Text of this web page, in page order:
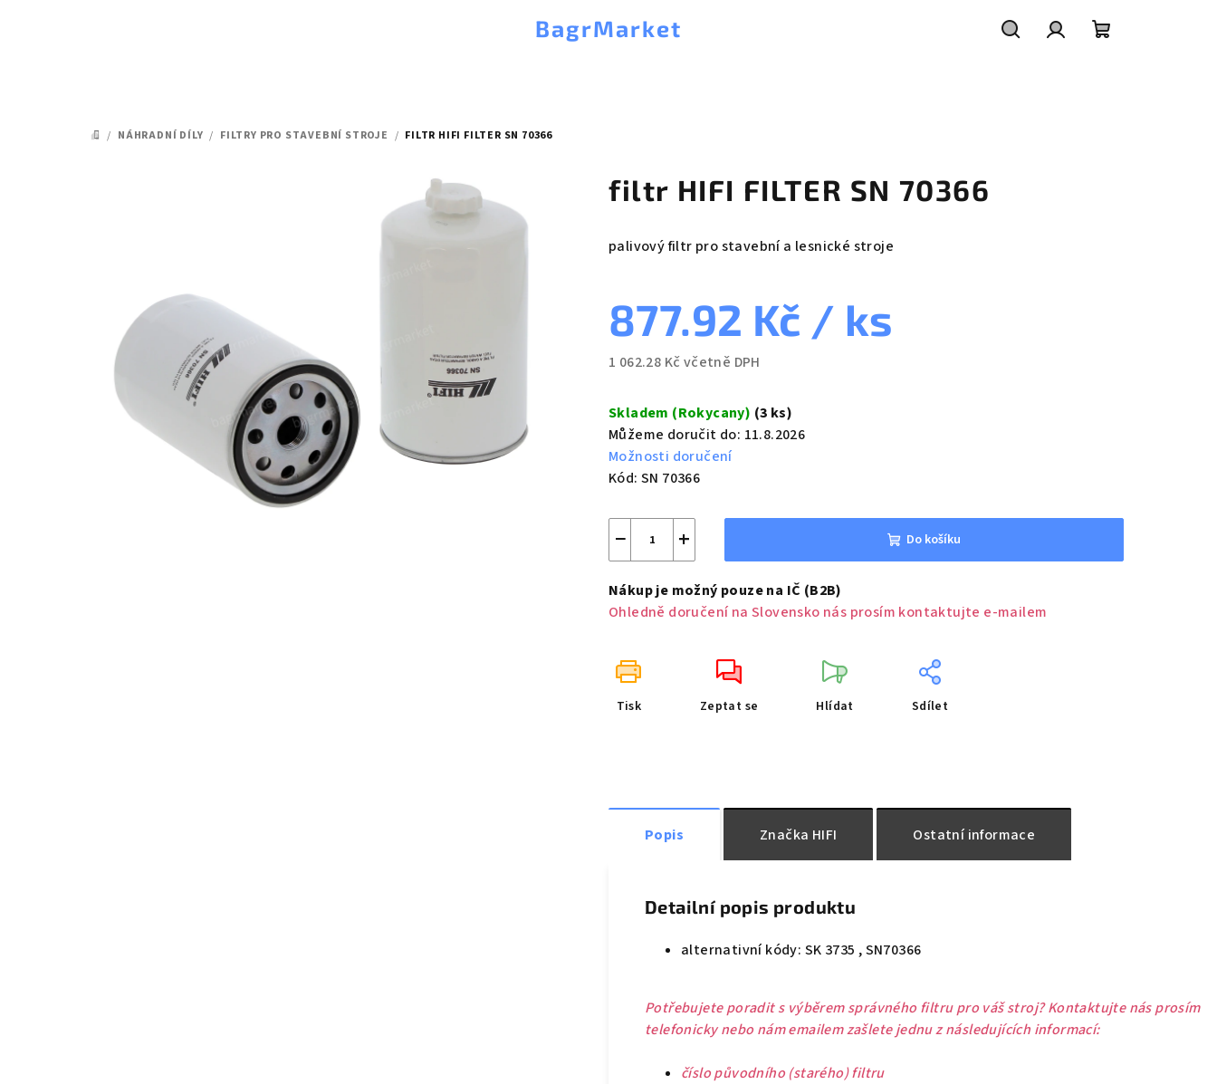
BagrMarket
DOMŮ
/ NÁHRADNÍ DÍLY / FILTRY PRO STAVEBNÍ STROJE / FILTR HIFI FILTER SN 70366
filtr HIFI FILTER SN 70366
palivový filtr pro stavební a lesnické stroje
877.92 Kč / ks
1 062.28 Kč včetně DPH
cena:
Skladem (Rokycany) (3 ks)
Můžeme doručit do: 11.8.2026
Možnosti doručení
Kód: SN 70366
+
− Do košíku
Nákup je možný pouze na IČ (B2B)
Ohledně doručení na Slovensko nás prosím kontaktujte e-mailem
Tisk Zeptat se Hlídat Sdílet
Popis Značka HIFI Ostatní informace
Detailní popis produktu
alternativní kódy: SK 3735 , SN70366
Potřebujete poradit s výběrem správného filtru pro váš stroj? Kontaktujte nás prosím
telefonicky nebo nám emailem zašlete jednu z následujících informací:
číslo původního (starého) filtru